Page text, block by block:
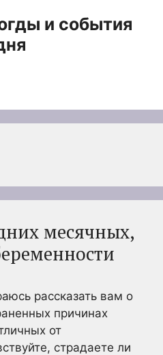
и события
месячных,
рассказать вам о
причинах
от
страдаете ли